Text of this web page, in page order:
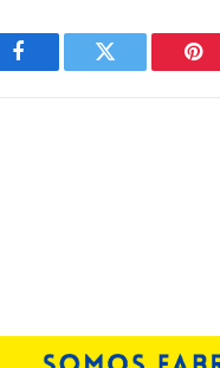
Facebook Gorjeo